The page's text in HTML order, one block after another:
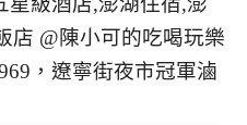
，遼寧街夜市冠軍滷